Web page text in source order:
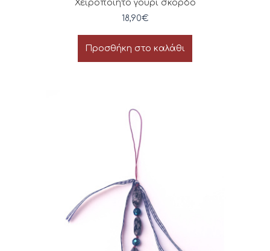
Χειροποίητο γούρι σκόρδο
18,90€
Προσθήκη στο καλάθι